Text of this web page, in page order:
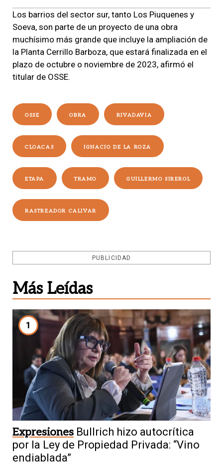
Los barrios del sector sur, tanto Los Piuquenes y
Soeva, son parte de un proyecto de una obra
muchísimo más grande que incluye la ampliación de
la Planta Cerrillo Barboza, que estará finalizada en el
plazo de octubre o noviembre de 2023, afirmó el
titular de OSSE.
OSSE OBRA RIVADAVIA
CLOACAS IGNACIO DE LA ROZA
ETAPA TRAMO GUILLERMO SIREROL
RASTREADOR CALIVAR
PUBLICIDAD
Más Leídas
1
Expresiones Bullrich hizo autocrítica
por la Ley de Propiedad Privada: “Vino
endiablada”